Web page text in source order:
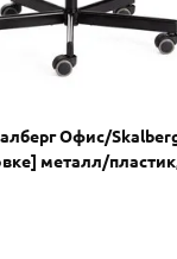
Офис/
металл/